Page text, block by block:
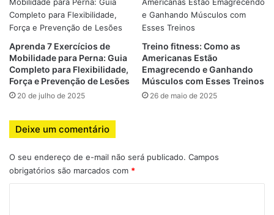
especialmente quando não há variação nos treinos ou
recuperação adequada. Isso pode comprometer a postura,
o rendimento e abrir brechas para lesões. Por isso,
incorporar estratégias corretas de alongamento é
essencial para manter o equilíbrio muscular e preservar a
mobilidade do corpo.
Melhorar a circulação sanguínea
Aumentar o desempenho nos exercícios
Aprenda 7 Exercícios de
Mobilidade para Perna: Guia
Completo para Flexibilidade,
Força e Prevenção de Lesões
20 de julho de 2025
Treino fitness: Como as
Americanas Estão
Emagrecendo e Ganhando
Músculos com Esses Treinos
26 de maio de 2025
Deixe um comentário
O seu endereço de e-mail não será publicado. Campos
obrigatórios são marcados com *